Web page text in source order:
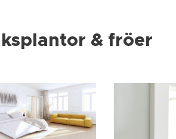
& fröer